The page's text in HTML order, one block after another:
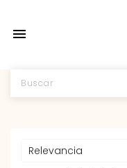

Relevancia